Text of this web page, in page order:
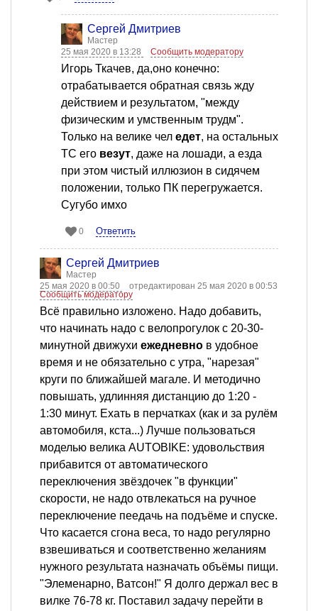
Сергей Дмитриев
Мастер
25 мая 2020 в 13:28
Сообщить модератору
Игорь Ткачев, да,оно конечно:
отрабатывается обратная связь жду
действием и результатом, "между
физическим и умственным трудм".
Только на велике чел едет, на остальных
ТС его везут, даже на лошади, а езда
при этом чистый иллюзион в сидячем
положении, только ПК перегружается.
Сугубо имхо
0 Ответить
Сергей Дмитриев
Мастер
25 мая 2020 в 00:50
отредактирован 25 мая 2020 в 00:53
Сообщить модератору
Всё правильно изложено. Надо добавить,
что начинать надо с велопрогулок с 20-30-
минутной движухи ежедневно в удобное
время и не обязательно с утра, "нарезая"
круги по ближайшей магале. И методично
повышать, удлинняя дистанцию до 1:20 -
1:30 минут. Ехать в перчатках (как и за рулём
автомобиля, кста...) Лучше пользоваться
моделью велика AUTOBIKE: удовольствия
прибавится от автоматического
переключения звёздочек "в функции"
скорости, не надо отвлекаться на ручное
переключение пеедачь на подъёме и спуске.
Что касается сгона веса, то надо регулярно
взвешиваться и соответственно желаниям
нужного результата назначать объёмы пищи.
"Элеменарно, Ватсон!" Я долго держал вес в
вилке 76-78 кг. Поставил задачу перейти в